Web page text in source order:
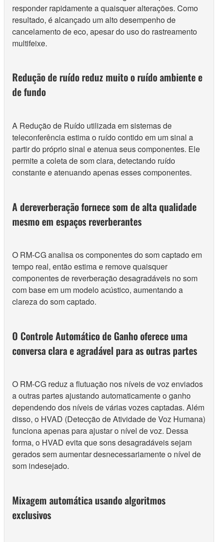
responder rapidamente a quaisquer alterações. Como
resultado, é alcançado um alto desempenho de
cancelamento de eco, apesar do uso do rastreamento
multifeixe.
Redução de ruído reduz muito o ruído ambiente e
de fundo
A Redução de Ruído utilizada em sistemas de
teleconferência estima o ruído contido em um sinal a
partir do próprio sinal e atenua seus componentes. Ele
permite a coleta de som clara, detectando ruído
constante e atenuando apenas esses componentes.
A dereverberação fornece som de alta qualidade
mesmo em espaços reverberantes
O RM-CG analisa os componentes do som captado em
tempo real, então estima e remove quaisquer
componentes de reverberação desagradáveis ​​no som
com base em um modelo acústico, aumentando a
clareza do som captado.
O Controle Automático de Ganho oferece uma
conversa clara e agradável para as outras partes
O RM-CG reduz a flutuação nos níveis de voz enviados
a outras partes ajustando automaticamente o ganho
dependendo dos níveis de várias vozes captadas. Além
disso, o HVAD (Detecção de Atividade de Voz Humana)
funciona apenas para ajustar o nível de voz. Dessa
forma, o HVAD evita que sons desagradáveis ​​sejam
gerados sem aumentar desnecessariamente o nível de
som indesejado.
Mixagem automática usando algoritmos
exclusivos